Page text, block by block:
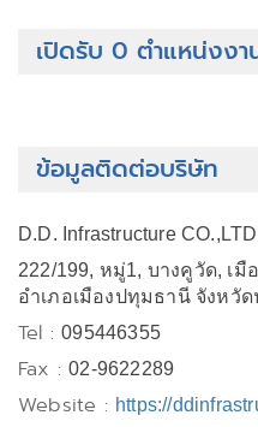
เปิดรับ 0 ตำแหน่งงา
ข้อมูลติดต่อบริษัท
D.D. Infrastructure CO.,LTD
222/199, หมู่1, บางคูวัด, เ
อำเภอเมืองปทุมธานี จังหวั
Tel :095446355
Fax :02-9622289
Website : https://